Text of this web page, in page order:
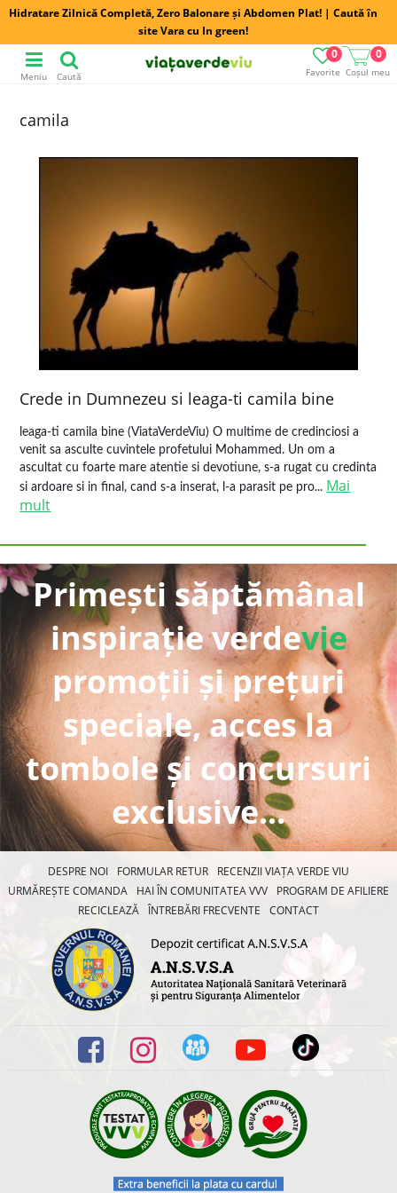
Hidratare Zilnică Completă, Zero Balonare și Abdomen Plat! | Caută în
site Vara cu In green!
Favorite
0
Coșul meu
0
Meniu Caută
camila
Crede in Dumnezeu si leaga-ti camila bine
leaga-ti camila bine (ViataVerdeViu) O multime de credinciosi a
venit sa asculte cuvintele profetului Mohammed. Un om a
ascultat cu foarte mare atentie si devotiune, s-a rugat cu credinta
si ardoare si in final, cand s-a inserat, l-a parasit pe pro... Mai
mult
Primești săptămânal
inspirație verdevie
promoții și prețuri
speciale, acces la
tombole și concursuri
exclusive...
DESPRE NOI FORMULAR RETUR
RECENZII VIAȚA VERDE VIU
URMĂREȘTE COMANDA
HAI ÎN COMUNITATEA VVV
PROGRAM DE AFILIERE
RECICLEAZĂ ÎNTREBĂRI FRECVENTE CONTACT